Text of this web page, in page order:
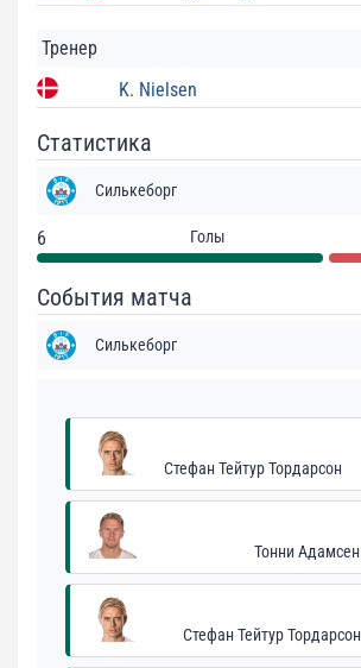
Тренер
K. Nielsen
Статистика
Силькеборг
6 Голы
События матча
Силькеборг
Стефан Тейтур Тордарсон
Тонни Адамсен
Стефан Тейтур Тордарсон